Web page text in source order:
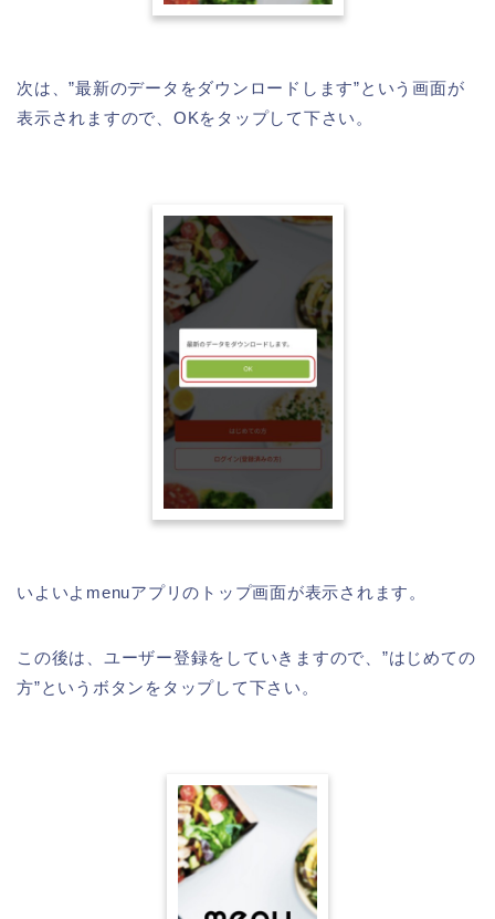
次は、”最新のデータをダウンロードします”という画面が
表示されますので、OKをタップして下さい。
いよいよmenuアプリのトップ画面が表示されます。
この後は、ユーザー登録をしていきますので、”はじめての
方”というボタンをタップして下さい。